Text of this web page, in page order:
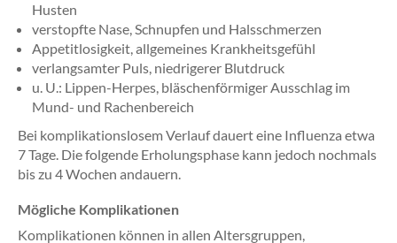
Husten
verstopfte Nase, Schnupfen und Halsschmerzen
Appetitlosigkeit, allgemeines Krankheitsgefühl
verlangsamter Puls, niedrigerer Blutdruck
u. U.: Lippen-Herpes, bläschenförmiger Ausschlag im
Mund- und Rachenbereich
Bei komplikationslosem Verlauf dauert eine Influenza etwa
7 Tage. Die folgende Erholungsphase kann jedoch nochmals
bis zu 4 Wochen andauern.
Mögliche Komplikationen
Komplikationen können in allen Altersgruppen,